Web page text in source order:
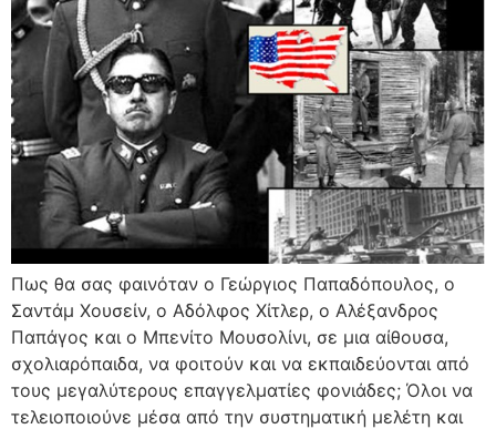
Πως θα σας φαινόταν ο Γεώργιος Παπαδόπουλος, ο
Σαντάμ Χουσείν, ο Αδόλφος Χίτλερ, ο Αλέξανδρος
Παπάγος και ο Μπενίτο Μουσολίνι, σε μια αίθουσα,
σχολιαρόπαιδα, να φοιτούν και να εκπαιδεύονται από
τους μεγαλύτερους επαγγελματίες φονιάδες; Όλοι να
τελειοποιούνε μέσα από την συστηματική μελέτη και